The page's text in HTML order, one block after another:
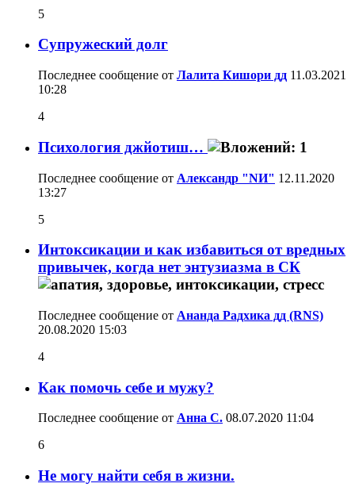
5
Супружеский долг
Последнее сообщение от Лалита Кишори дд 11.03.2021
10:28
4
Психология джйотиш…
Последнее сообщение от Александр "NИ" 12.11.2020
13:27
5
Интоксикации и как избавиться от вредных
привычек, когда нет энтузиазма в СК
Последнее сообщение от Ананда Радхика дд (RNS)
20.08.2020 15:03
4
Как помочь себе и мужу?
Последнее сообщение от Анна С. 08.07.2020 11:04
6
Не могу найти себя в жизни.